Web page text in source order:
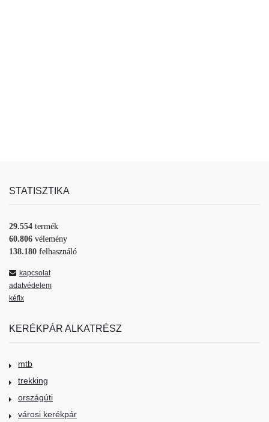
STATISZTIKA
29.554 termék
60.806 vélemény
138.180 felhasználó
kapcsolat
adatvédelem
kéfix
KERÉKPÁR ALKATRÉSZ
mtb
trekking
országúti
városi kerékpár